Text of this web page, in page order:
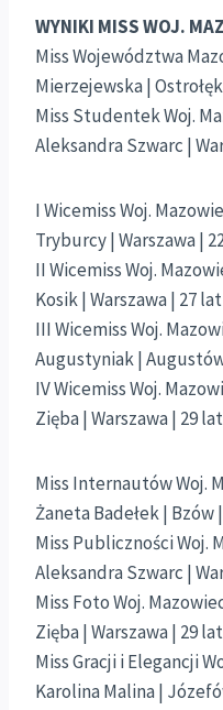
WYNIKI MISS WOJ.
Miss Województwa
Mierzejewska |
Miss Studentek Woj.
Aleksandra Szwarc |
I Wicemiss Woj.
Tryburcy | Warszawa |
II Wicemiss Woj.
Kosik | Warszawa | 27 lat
III Wicemiss Woj.
Augustyniak |
IV Wicemiss Woj.
Zięba | Warszawa | 29 lat
Miss Internautów Woj.
Żaneta Badełek | Bzów
Miss Publiczności Woj.
Aleksandra Szwarc |
Miss Foto Woj.
Zięba | Warszawa | 29 lat
Miss Gracji i Elegancji
Karolina Malina |